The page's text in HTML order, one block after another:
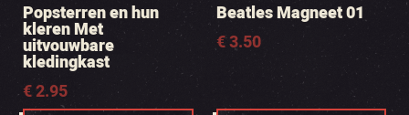
Popsterren en hun
kleren Met
uitvouwbare
kledingkast
€2.95
Beatles Magneet 01
€3.50